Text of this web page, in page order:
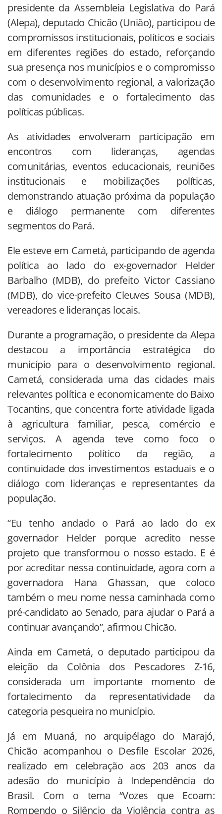
presidente da Assembleia Legislativa do Pará
(Alepa), deputado Chicão (União), participou de
compromissos institucionais, políticos e sociais
em diferentes regiões do estado, reforçando
sua presença nos municípios e o compromisso
com o desenvolvimento regional, a valorização
das comunidades e o fortalecimento das
políticas públicas.
As atividades envolveram participação em
encontros com lideranças, agendas
comunitárias, eventos educacionais, reuniões
institucionais e mobilizações políticas,
demonstrando atuação próxima da população
e diálogo permanente com diferentes
segmentos do Pará.
Ele esteve em Cametá, participando de agenda
política ao lado do ex-governador Helder
Barbalho (MDB), do prefeito Victor Cassiano
(MDB), do vice-prefeito Cleuves Sousa (MDB),
vereadores e lideranças locais.
Durante a programação, o presidente da Alepa
destacou a importância estratégica do
município para o desenvolvimento regional.
Cametá, considerada uma das cidades mais
relevantes política e economicamente do Baixo
Tocantins, que concentra forte atividade ligada
à agricultura familiar, pesca, comércio e
serviços. A agenda teve como foco o
fortalecimento político da região, a
continuidade dos investimentos estaduais e o
diálogo com lideranças e representantes da
população.
“Eu tenho andado o Pará ao lado do ex
governador Helder porque acredito nesse
projeto que transformou o nosso estado. E é
por acreditar nessa continuidade, agora com a
governadora Hana Ghassan, que coloco
também o meu nome nessa caminhada como
pré-candidato ao Senado, para ajudar o Pará a
continuar avançando”, afirmou Chicão.
Ainda em Cametá, o deputado participou da
eleição da Colônia dos Pescadores Z-16,
considerada um importante momento de
fortalecimento da representatividade da
categoria pesqueira no município.
Já em Muaná, no arquipélago do Marajó,
Chicão acompanhou o Desfile Escolar 2026,
realizado em celebração aos 203 anos da
adesão do município à Independência do
Brasil. Com o tema “Vozes que Ecoam:
Rompendo o Silêncio da Violência contra as